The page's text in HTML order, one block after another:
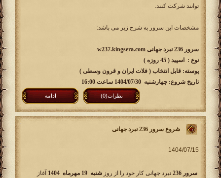
توانند شرکت کنند.
مشخصات این سرور به شرح زیر می باشد:
سرور 236 نبرد جهانی w237.kingsera.com
نوع : اسپید ( 45 روزه )
پوسته: قابل انتخاب ( فلات ایران و قرون وسطی )
تاریخ شروع: چهارشنبه 1404/07/30 ساعت 16:00
ادامه نظرات(0)
شروع سرور 236 نبرد جهانی
سرور 236 نبرد جهانی کار خود را از روز شنبه 19 مهرماه 1404
آغاز